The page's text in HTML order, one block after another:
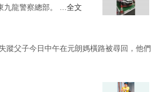
九龍警察總部。 ...全文
蹤父子今日中午在元朗媽橫路被尋回，他們